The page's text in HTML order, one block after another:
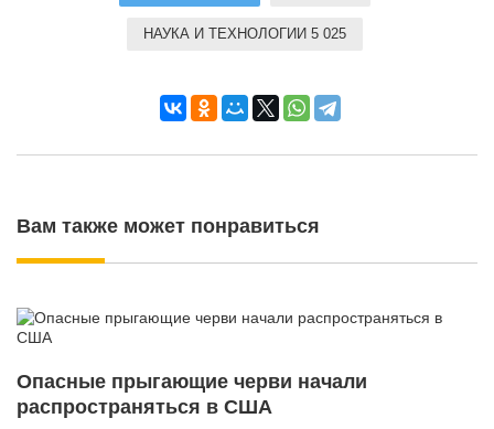
НАУКА И ТЕХНОЛОГИИ 5 025
Вам также может понравиться
Опасные прыгающие черви начали
распространяться в США